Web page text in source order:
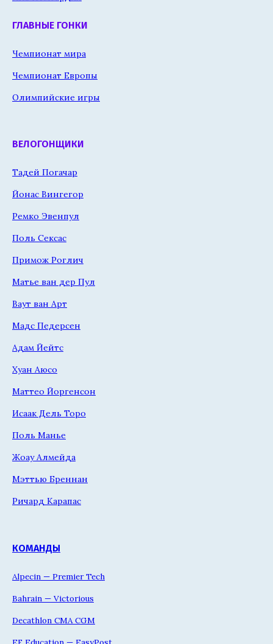
ГЛАВНЫЕ ГОНКИ
Чемпионат мира
Чемпионат Европы
Олимпийские игры
ВЕЛОГОНЩИКИ
Тадей Погачар
Йонас Вингегор
Ремко Эвенпул
Поль Сексас
Примож Роглич
Матье ван дер Пул
Ваут ван Арт
Мадс Педерсен
Адам Йейтс
Хуан Аюсо
Маттео Йоргенсон
Исаак Дель Торо
Поль Манье
Жоау Алмейда
Мэттью Бреннан
Ричард Карапас
КОМАНДЫ
Alpecin — Premier Tech
Bahrain — Victorious
Decathlon CMA CGM